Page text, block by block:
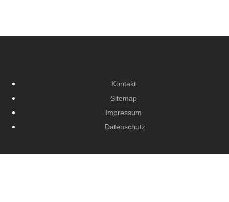
Kontakt
Sitemap
Impressum
Datenschutz